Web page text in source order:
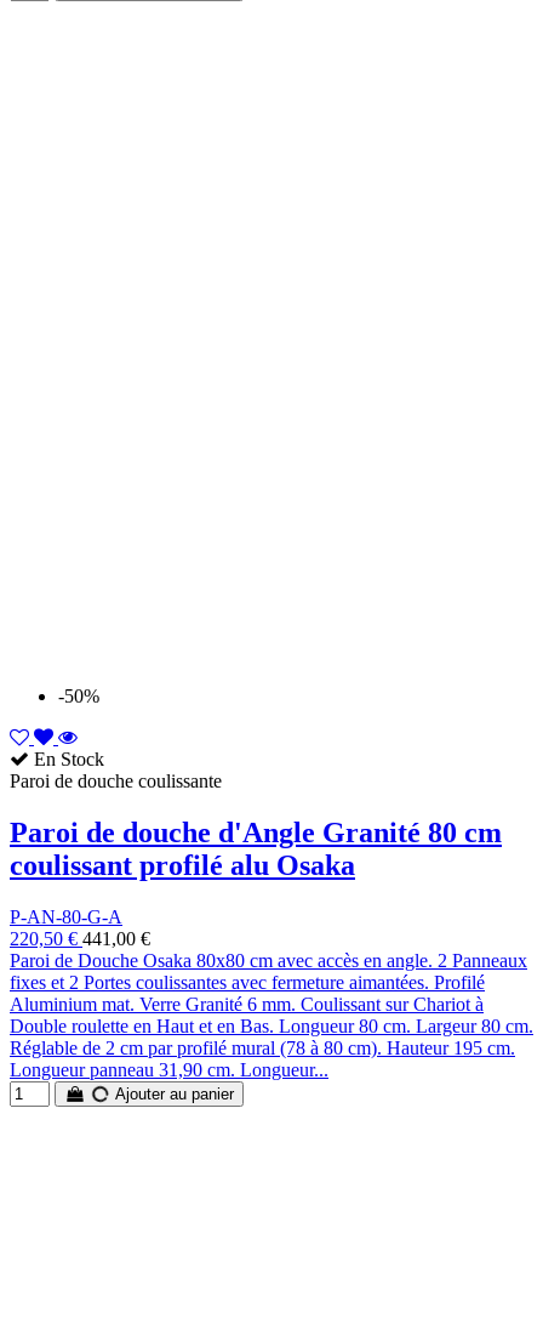
-50%
En Stock
Paroi de douche coulissante
Paroi de douche d'Angle Granité 80 cm
coulissant profilé alu Osaka
P-AN-80-G-A
220,50 € 441,00 €
Paroi de Douche Osaka 80x80 cm avec accès en angle. 2 Panneaux
fixes et 2 Portes coulissantes avec fermeture aimantées. Profilé
Aluminium mat. Verre Granité 6 mm. Coulissant sur Chariot à
Double roulette en Haut et en Bas. Longueur 80 cm. Largeur 80 cm.
Réglable de 2 cm par profilé mural (78 à 80 cm). Hauteur 195 cm.
Longueur panneau 31,90 cm. Longueur...
Ajouter au panier